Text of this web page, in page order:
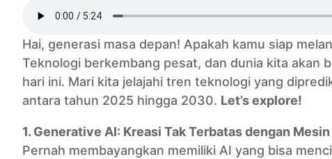
Hai, generasi masa depan! Apakah kamu siap
Teknologi berkembang pesat, dan dunia kita akan
hari ini. Mari kita jelajahi tren teknologi yang
antara tahun 2025 hingga 2030. Let’s explore!
1. Generative AI: Kreasi Tak Terbatas dengan Mesin
Pernah membayangkan memiliki AI yang bisa